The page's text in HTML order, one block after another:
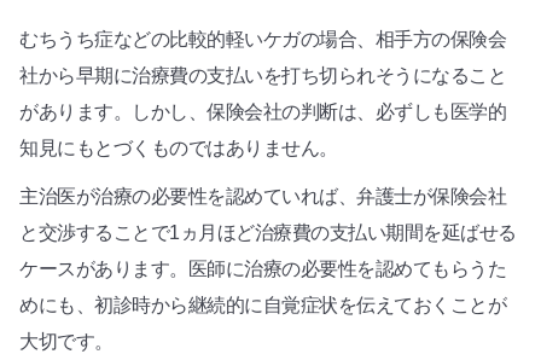
むちうち症などの比較的軽いケガの場合、相手方の保険会
社から早期に治療費の支払いを打ち切られそうになること
があります。しかし、保険会社の判断は、必ずしも医学的
知見にもとづくものではありません。
主治医が治療の必要性を認めていれば、弁護士が保険会社
と交渉することで1ヵ月ほど治療費の支払い期間を延ばせる
ケースがあります。医師に治療の必要性を認めてもらうた
めにも、初診時から継続的に自覚症状を伝えておくことが
大切です。